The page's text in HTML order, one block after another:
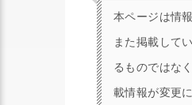
本ページは情
また掲載して
るものではな
載情報が変更